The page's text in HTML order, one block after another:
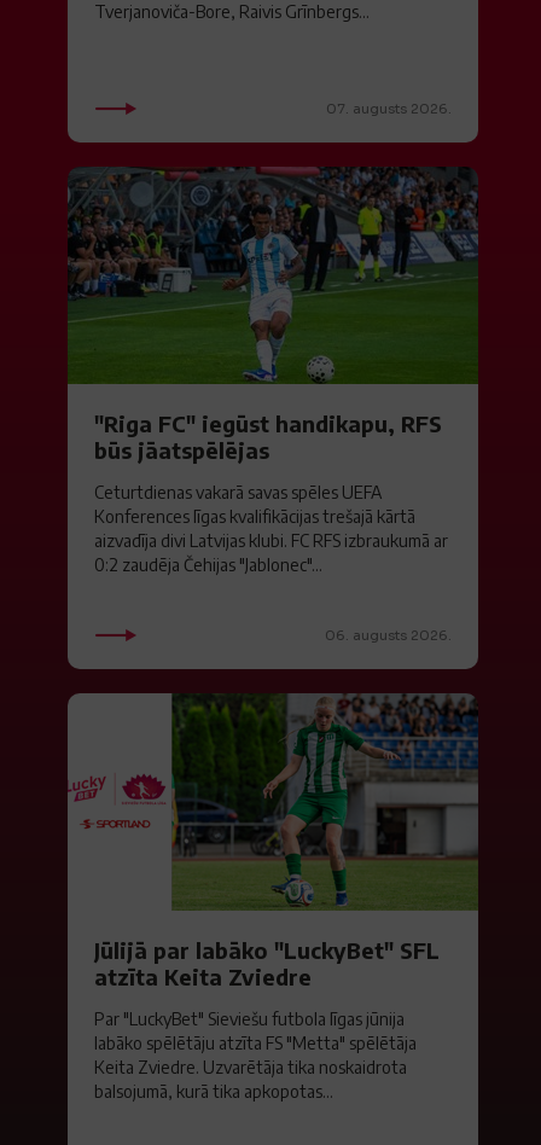
Tverjanoviča-Bore, Raivis Grīnbergs...
07. augusts 2026.
"Riga FC" iegūst handikapu, RFS
būs jāatspēlējas
Ceturtdienas vakarā savas spēles UEFA
Konferences līgas kvalifikācijas trešajā kārtā
aizvadīja divi Latvijas klubi. FC RFS izbraukumā ar
0:2 zaudēja Čehijas "Jablonec"...
06. augusts 2026.
Jūlijā par labāko "LuckyBet" SFL
atzīta Keita Zviedre
Par "LuckyBet" Sieviešu futbola līgas jūnija
labāko spēlētāju atzīta FS "Metta" spēlētāja
Keita Zviedre. Uzvarētāja tika noskaidrota
balsojumā, kurā tika apkopotas...